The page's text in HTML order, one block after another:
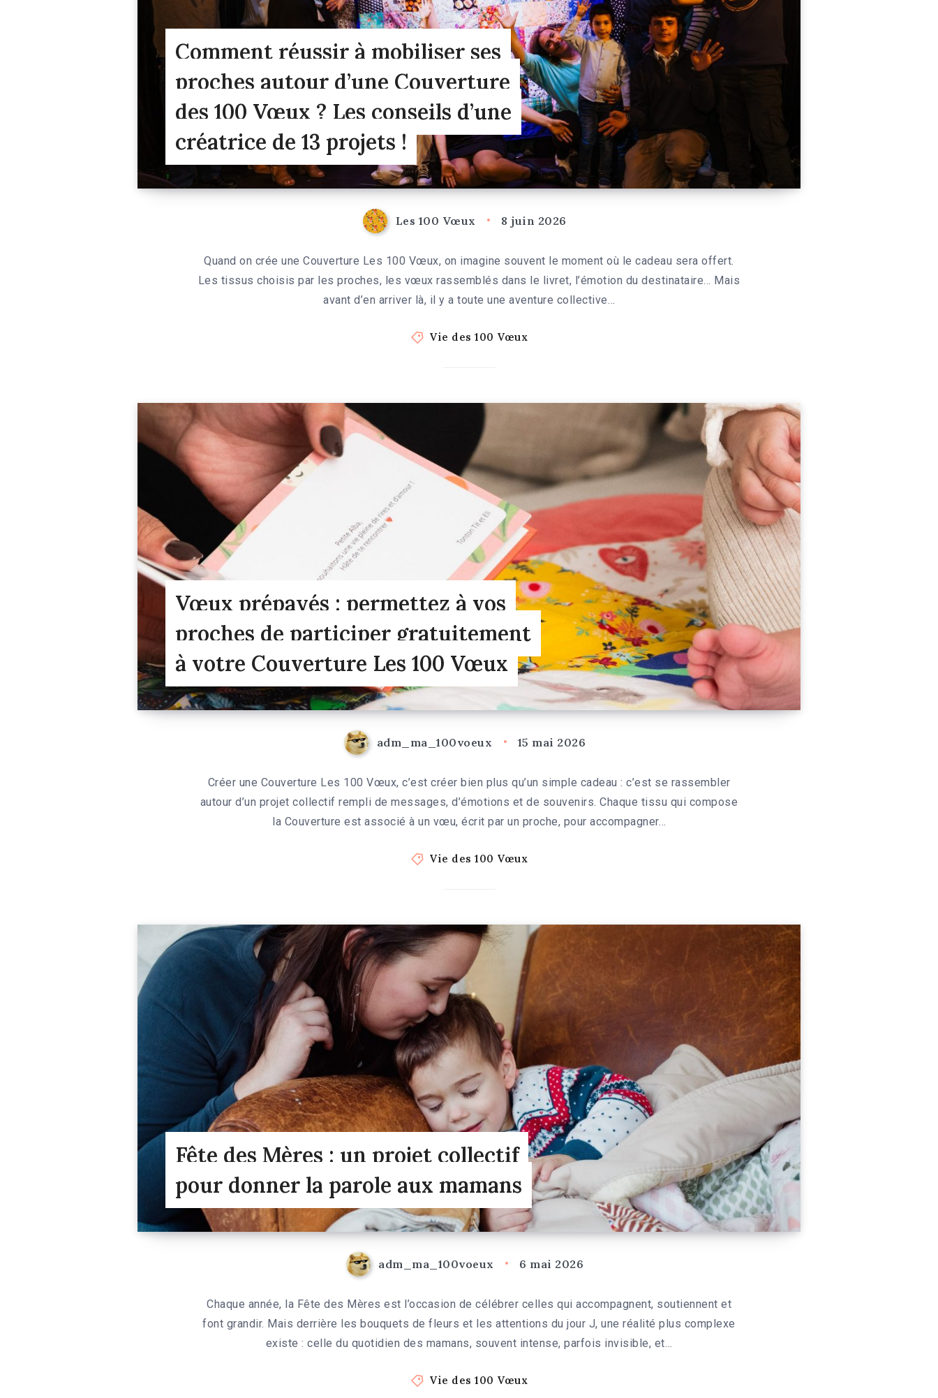
Comment réussir à mobiliser ses
proches autour d’une Couverture
des 100 Vœux ? Les conseils d’une
créatrice de 13 projets !
Les 100 Vœux 8 juin 2026
Quand on crée une Couverture Les 100 Vœux, on imagine souvent le moment où le cadeau sera offert.
Les tissus choisis par les proches, les vœux rassemblés dans le livret, l’émotion du destinataire… Mais
avant d’en arriver là, il y a toute une aventure collective…
Vie des 100 Vœux
Vœux prépayés : permettez à vos
proches de participer gratuitement
à votre Couverture Les 100 Vœux
adm_ma_100voeux 15 mai 2026
Créer une Couverture Les 100 Vœux, c’est créer bien plus qu’un simple cadeau : c’est se rassembler
autour d’un projet collectif rempli de messages, d’émotions et de souvenirs. Chaque tissu qui compose
la Couverture est associé à un vœu, écrit par un proche, pour accompagner…
Vie des 100 Vœux
Fête des Mères : un projet collectif
pour donner la parole aux mamans
adm_ma_100voeux 6 mai 2026
Chaque année, la Fête des Mères est l’occasion de célébrer celles qui accompagnent, soutiennent et
font grandir. Mais derrière les bouquets de fleurs et les attentions du jour J, une réalité plus complexe
existe : celle du quotidien des mamans, souvent intense, parfois invisible, et…
Vie des 100 Vœux